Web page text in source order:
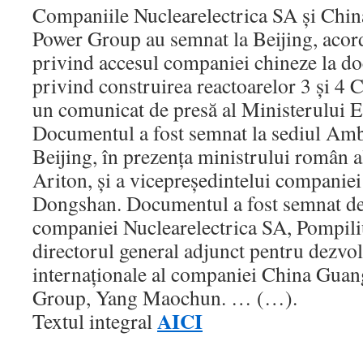
Companiile Nuclearelectrica SA şi
Power Group au semnat la Beijing,
privind accesul companiei chineze la
privind construirea reactoarelor 3 şi 4
un comunicat de presă al Ministerului
Documentul a fost semnat la sediul
Beijing, în prezenţa ministrului român
Ariton, şi a vicepreşedintelui
Dongshan. Documentul a fost semnat
companiei Nuclearelectrica SA,
directorul general adjunct pentru
internaţionale al companiei China
Group, Yang Maochun. … (…).
Textul integralAICI